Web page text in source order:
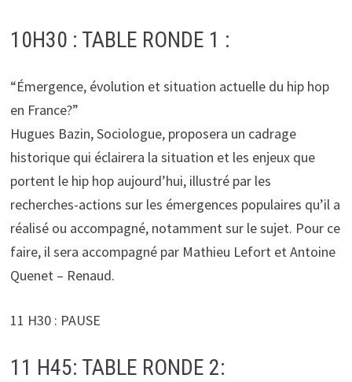
10H30 : TABLE RONDE 1 :
“Émergence, évolution et situation actuelle du hip hop
en France?”
Hugues Bazin, Sociologue, proposera un cadrage
historique qui éclairera la situation et les enjeux que
portent le hip hop aujourd’hui, illustré par les
recherches-actions sur les émergences populaires qu’il a
réalisé ou accompagné, notamment sur le sujet. Pour ce
faire, il sera accompagné par Mathieu Lefort et Antoine
Quenet – Renaud.
11 H30 : PAUSE
11 H45: TABLE RONDE 2: